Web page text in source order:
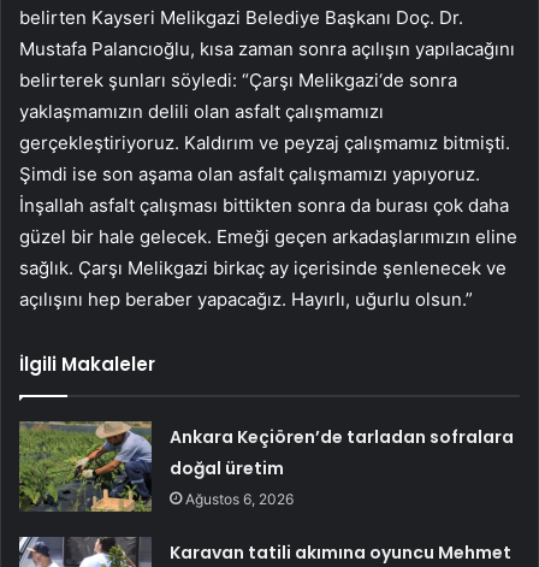
belirten Kayseri Melikgazi Belediye Başkanı Doç. Dr.
Mustafa Palancıoğlu, kısa zaman sonra açılışın yapılacağını
belirterek şunları söyledi: “Çarşı Melikgazi‘de sonra
yaklaşmamızın delili olan asfalt çalışmamızı
gerçekleştiriyoruz. Kaldırım ve peyzaj çalışmamız bitmişti.
Şimdi ise son aşama olan asfalt çalışmamızı yapıyoruz.
İnşallah asfalt çalışması bittikten sonra da burası çok daha
güzel bir hale gelecek. Emeği geçen arkadaşlarımızın eline
sağlık. Çarşı Melikgazi birkaç ay içerisinde şenlenecek ve
açılışını hep beraber yapacağız. Hayırlı, uğurlu olsun.”
İlgili Makaleler
Ankara Keçiören’de tarladan sofralara
doğal üretim
Ağustos 6, 2026
Karavan tatili akımına oyuncu Mehmet